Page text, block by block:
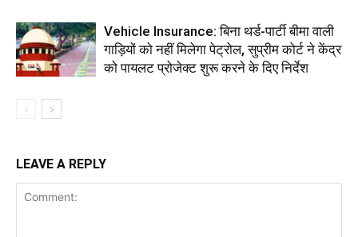
Vehicle Insurance: बिना थर्ड-पार्टी बीमा वाली
गाड़ियों को नहीं मिलेगा पेट्रोल, सुप्रीम कोर्ट ने केंद्र
को पायलट प्रोजेक्ट शुरू करने के दिए निर्देश
LEAVE A REPLY